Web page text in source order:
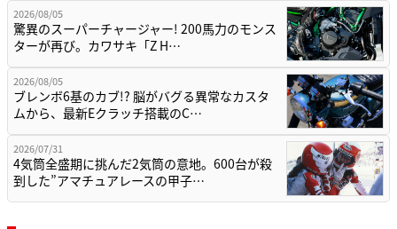
2026/08/05
驚異のスーパーチャージャー! 200馬力のモンス
ターが再び。カワサキ「Z H…
2026/08/05
ブレンボ6基のカブ!? 脳がバグる異常なカスタ
ムから、最新Eクラッチ搭載のC…
2026/07/31
4気筒全盛期に挑んだ2気筒の意地。600台が殺
到した”アマチュアレースの甲子…